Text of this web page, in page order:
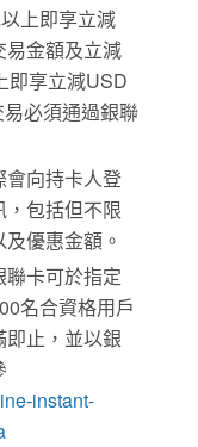
上即享立減
易金額及立減
即享立減USD
必須通過銀聯
會向持卡人登
包括但不限
優惠金額。
卡可於指定
名合資格用戶
止，並以銀
instant-